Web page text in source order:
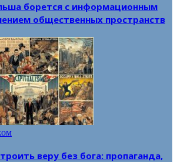
борется с информационным
общественных пространств
веру без бога: пропаганда,